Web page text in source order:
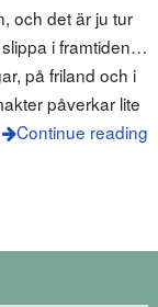
och det är ju tur
i framtiden…
på friland och i
påverkar lite
Continue reading